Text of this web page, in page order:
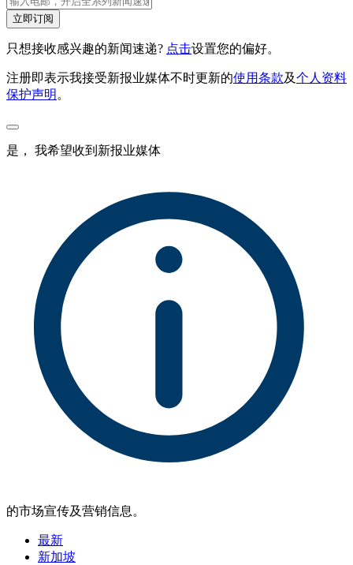
立即订阅
只想接收感兴趣的新闻速递? 点击设置您的偏好。
注册即表示我接受新报业媒体不时更新的使用条款及个人资料
保护声明 。
是， 我希望收到新报业媒体
的市场宣传及营销信息。
最新
新加坡